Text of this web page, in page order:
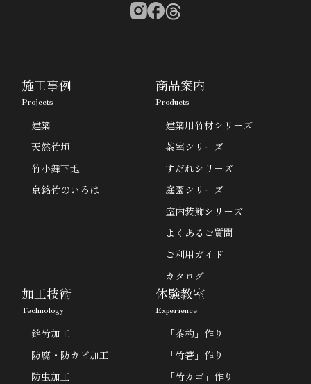
施工事例
Projects
建築
天然竹垣
竹小舞下地
京銘竹のいろは
商品案内
Products
建築用竹材シリーズ
茶室シリーズ
すだれシリーズ
庭園シリーズ
室内装飾シリーズ
よくあるご質問
ご利用ガイド
カタログ
加工技術
Technology
銘竹加工
防腐・防カビ加工
防虫加工
体験教室
Experience
「茶杓」作り
「竹箸」作り
「竹カゴ」作り